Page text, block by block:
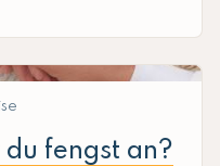
fengst an?